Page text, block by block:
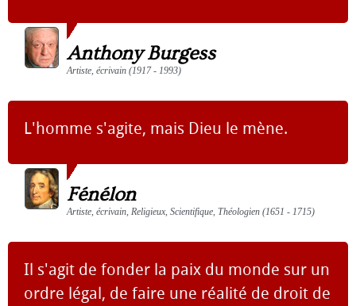
Anthony Burgess
Artiste, écrivain (1917 - 1993)
L'homme s'agite, mais Dieu le mène.
Fénélon
Artiste, écrivain, Religieux, Scientifique, Théologien (1651 - 1715)
Il s'agit de fonder la paix du monde sur un
ordre légal, de faire une réalité de droit de